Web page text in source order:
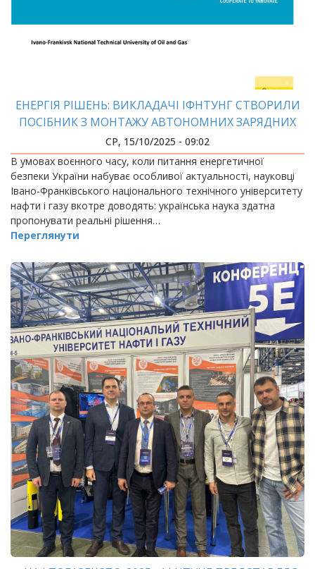
ЕНЕРГІЯ РІШЕНЬ: ВИКЛАДАЧІ ІФНТУНГ СТВОРИЛИ
ПОСІБНИК З МОНТАЖУ АВТОНОМНИХ ЗАРЯДНИХ
СТАНЦІЙ
СР, 15/10/2025 - 09:02
В умовах воєнного часу, коли питання енергетичної
безпеки України набуває особливої актуальності, науковці
Івано-Франківського національного технічного університету
нафти і газу вкотре доводять: українська наука здатна
пропонувати реальні рішення…
Переглянути